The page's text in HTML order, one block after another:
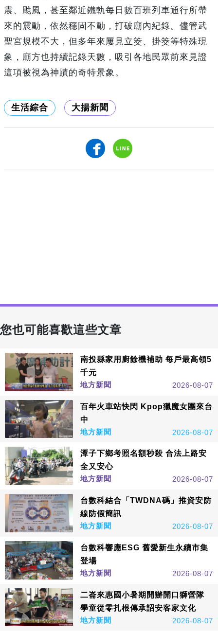
震、颱風，甚至鄰近鐵軌每日數百班列車通行所帶
來的震動，依然穩固不動，打破廟內紀錄。儘管武
聖宮規模不大，但多年來屢見立筊、掛筊等特殊現
象，廟方也持續記錄天數，吸引各地民眾前來見證
這項被視為神蹟的奇特景象。
生活綜合 大揚新聞
您也可能喜歡這些文章
南投縣家用廚餘機補助 每戶最高領5
千元
地方新聞
2026-08-07
百年火車站快閃 Kpop獵魔女團來台
中
地方新聞
2026-08-07
潭子下鄉考照名額秒殺 合法上路安
全又安心
地方新聞
2026-08-07
台數科結合「TWDNA碼」推資安防
線防假簡訊
地方新聞
2026-08-07
台數科響應ESG 舊愛新生永續市集
登場
地方新聞
2026-08-07
二崙來惠國小暑期開辦開口獅營隊
學童從零扎根傳承詔安客家文化
地方新聞
2026-08-07